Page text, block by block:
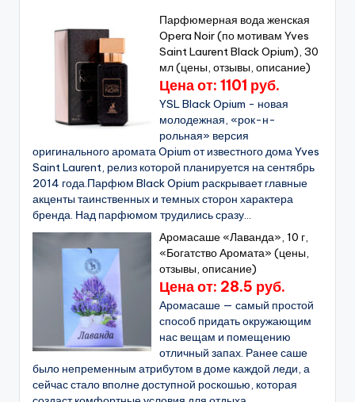
Парфюмерная вода женская
Opera Noir (по мотивам Yves
Saint Laurent Black Opium), 30
мл (цены, отзывы, описание)
Цена от: 1101 руб.
YSL Black Opium - новая
молодежная, «рок-н-
рольная» версия
оригинального аромата Opium от известного дома Yves
Saint Laurent, релиз которой планируется на сентябрь
2014 года.Парфюм Black Opium раскрывает главные
акценты таинственных и темных сторон характера
бренда. Над парфюмом трудились сразу...
Аромасаше «Лаванда», 10 г,
«Богатство Аромата» (цены,
отзывы, описание)
Цена от: 28.5 руб.
Аромасаше — самый простой
способ придать окружающим
нас вещам и помещению
отличный запах. Ранее саше
было непременным атрибутом в доме каждой леди, а
сейчас стало вполне доступной роскошью, которая